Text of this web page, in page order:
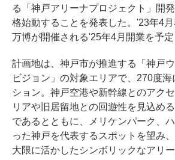
る「神戸アリーナプロジェクト」開
格始動することを発表した。'23年4
万博が開催される'25年4月開業を予定
計画地は、神戸市が推進する「神戸
ビジョン」の対象エリアで、270度
ション。神戸空港や新幹線とのアク
リアや旧居留地との回遊性を見込め
であるとともに、メリケンパーク、
った神戸を代表するスポットを望み
大限に活かしたシンボリックなアリ